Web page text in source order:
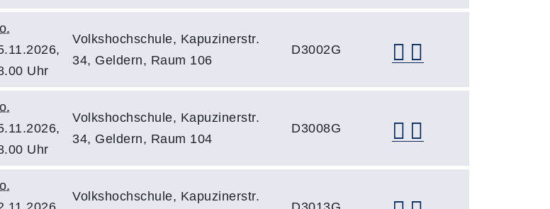
Uhr
Volkshochschule, Kapuzinerstr.
34, Geldern, Raum 106
D3002G
Uhr
Volkshochschule, Kapuzinerstr.
34, Geldern, Raum 104
D3008G
Volkshochschule, Kapuzinerstr.